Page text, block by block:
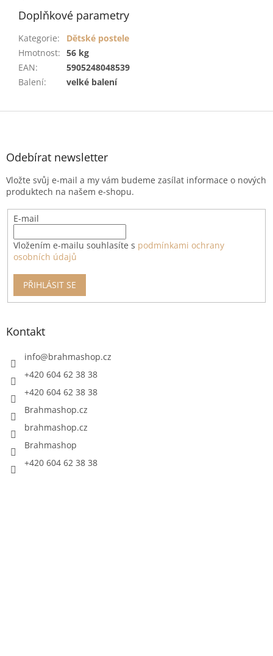
Doplňkové parametry
Kategorie:
Dětské postele
Hmotnost: 56 kg
EAN:
5905248048539
Balení: velké balení
Z
Odebírat newsletter
Vložte svůj e-mail a my vám budeme zasílat informace o nových
produktech na našem e-shopu.
E-mail
Vložením e-mailu souhlasíte s podmínkami ochrany
osobních údajů
PŘIHLÁSIT SE
Kontakt
info@brahmashop.cz
+420 604 62 38 38
+420 604 62 38 38
Brahmashop.cz
brahmashop.cz
Brahmashop
+420 604 62 38 38